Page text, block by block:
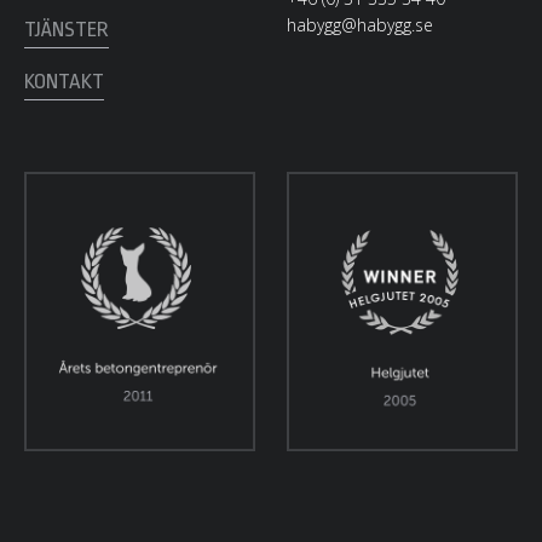
TJÄNSTER
KONTAKT
habygg@habygg.se